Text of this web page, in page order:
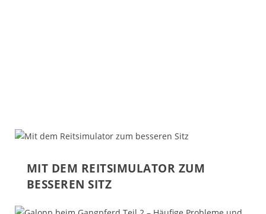
MIT DEM REITSIMULATOR ZUM
BESSEREN SITZ